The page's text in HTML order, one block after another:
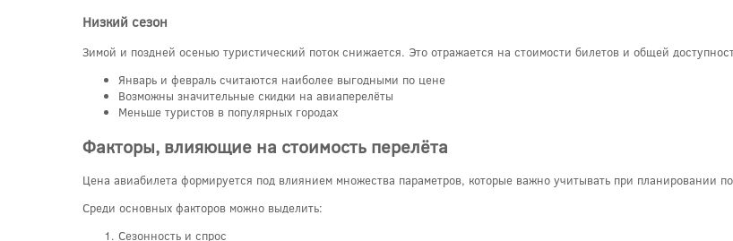
Низкий сезон
Зимой и поздней осенью туристический поток снижается. Это отражается на стоимости билетов и общей
Январь и февраль считаются наиболее выгодными по цене
Возможны значительные скидки на авиаперелёты
Меньше туристов в популярных городах
Факторы, влияющие на стоимость перелёта
Цена авиабилета формируется под влиянием множества параметров, которые важно учитывать при планировании
Среди основных факторов можно выделить:
Сезонность и спрос